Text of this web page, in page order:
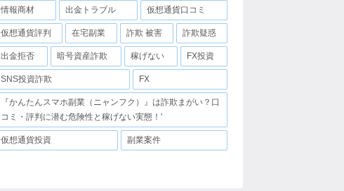
情報商材 出金トラブル 仮想通貨口コミ
仮想通貨評判 在宅副業 詐欺 被害 詐欺疑惑
出金拒否 暗号資産詐欺 稼げない FX投資
SNS投資詐欺 FX
『かんたんスマホ副業（ニャンフク）』は詐欺まがい？口
コミ・評判に潜む危険性と稼げない実態！'
仮想通貨投資 副業案件